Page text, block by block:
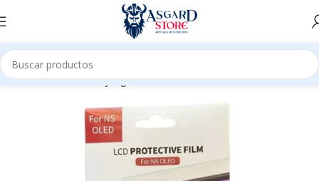
Inicio Tienda Videojuegos Accesorios